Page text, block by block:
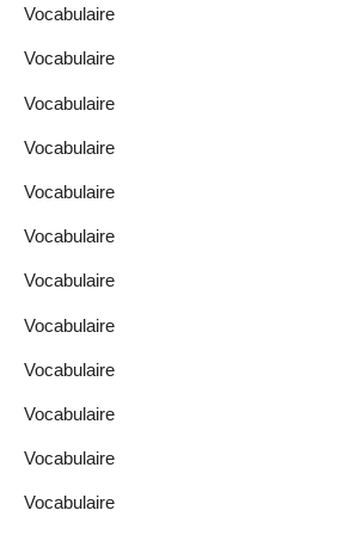
Vocabulaire
Vocabulaire
Vocabulaire
Vocabulaire
Vocabulaire
Vocabulaire
Vocabulaire
Vocabulaire
Vocabulaire
Vocabulaire
Vocabulaire
Vocabulaire